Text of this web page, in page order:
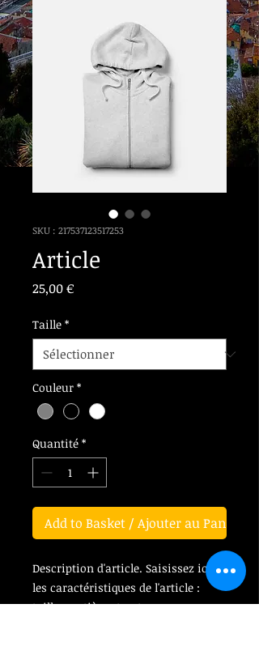
SKU : 217537123517253
Article
25,00 €Prix
Taille *
Couleur *
Quantité *
Add to Basket / Ajouter au Panier
Description d'article. Saisissez ici
les caractéristiques de l'article :
taille, matière et autres